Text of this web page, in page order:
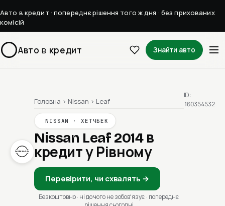
Авто в кредит · попереднє рішення того ж дня · без прихованих
комісій
Авто в кредит Знайти авто
Головна › Nissan › Leaf
NISSAN · ХЕТЧБЕК
Nissan Leaf 2014 в
кредит у Рівному
Перевірити, чи схвалять →
Безкоштовно · ні до чого не зобовʼязує · попереднє
ID:
160354532